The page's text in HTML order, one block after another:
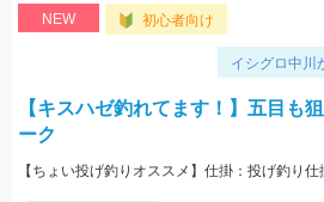
NEW 初心者向け
イシグロ中川
【キスハゼ釣れてます！】五目も
ーク